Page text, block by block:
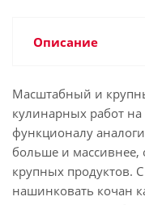
Описание
Масштабный и
кулинарных работ
функционалу
больше и массивнее,
крупных продуктов.
нашинковать кочан